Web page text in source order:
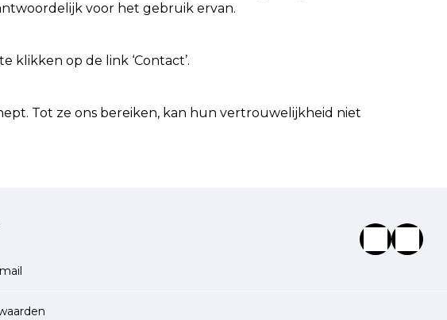
voor het gebruik ervan.
op de link ‘Contact’.
Tot ze ons bereiken, kan hun vertrouwelijkheid niet